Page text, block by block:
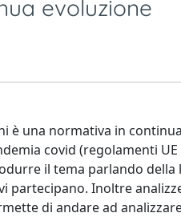
evoluzione
è una normativa in
covid (regolamenti UE
il tema parlando della
partecipano. Inoltre
di andare ad